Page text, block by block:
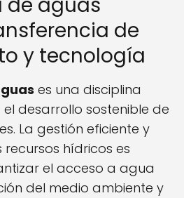
de aguas
de
y tecnología
es una disciplina
desarrollo sostenible de
La gestión eficiente y
hídricos es
el acceso a agua
del medio ambiente y